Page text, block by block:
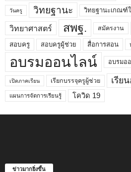
วันครู วิทยฐานะ วิทยฐานะเกณฑ์
วิทยาศาสตร์ สพฐ. สมัครงาน
สอบครู สอบครูผู้ช่วย สื่อการสอน
อบรมออนไลน์ อบรมอ
เปิดภาคเรียน เรียกบรรจุครูผู้ช่วย เรีย
แผนการจัดการเรียนรู้ โควิด 19
ข่าวมากยิ่งขึ้น